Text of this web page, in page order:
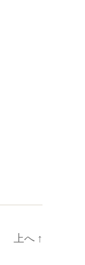
上へ ↑